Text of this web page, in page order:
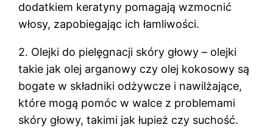
dodatkiem keratyny pomagają wzmocnić
włosy, zapobiegając ich łamliwości.
2. Olejki do pielęgnacji skóry głowy – olejki
takie jak olej arganowy czy olej kokosowy są
bogate w składniki odżywcze i nawilżające,
które mogą pomóc w walce z problemami
skóry głowy, takimi jak łupież czy suchość.